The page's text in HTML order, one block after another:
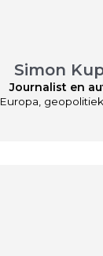
Simon
Journalist en
Europa,